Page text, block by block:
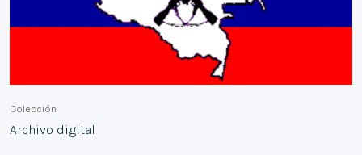
Colección
Archivo digital